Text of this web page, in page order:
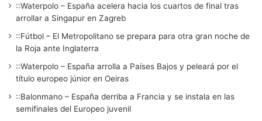
::Waterpolo – España acelera hacia los cuartos de final tras
arrollar a Singapur en Zagreb
::Fútbol – El Metropolitano se prepara para otra gran noche de
la Roja ante Inglaterra
::Waterpolo – España arrolla a Países Bajos y peleará por el
título europeo júnior en Oeiras
::Balonmano – España derriba a Francia y se instala en las
semifinales del Europeo juvenil